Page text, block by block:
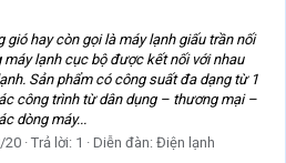
gió hay còn gọi là máy lạnh giấu trần nối
máy lạnh cục bộ được kết nối với nhau
Sản phẩm có công suất đa dạng từ 1
công trình từ dân dụng – thương mại –
dòng máy...
20 Trả lời: 1 Diễn đàn: Điện lạnh